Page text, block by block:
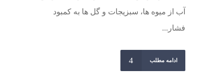
آب از میوه ها، سبزیجات و گل ها به کمبود
فشار...
ادامه مطلب